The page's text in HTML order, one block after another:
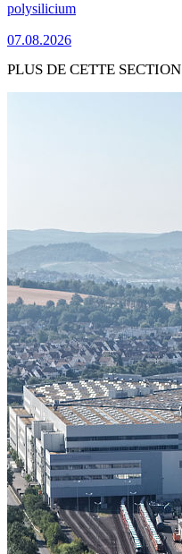
polysilicium
07.08.2026
PLUS DE CETTE SECTION